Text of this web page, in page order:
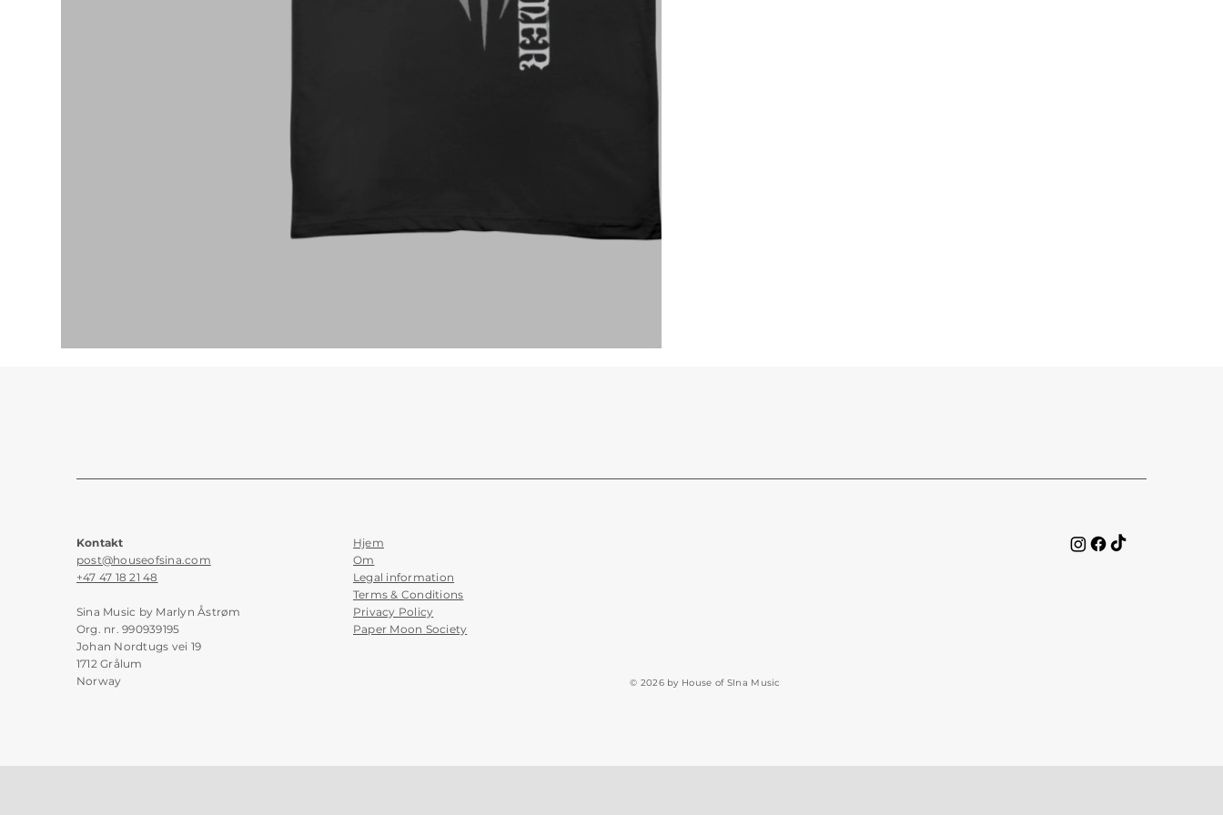
Kontakt
post@houseofsina.com
+47 47 18 21 48
Sina Music by Marlyn Åstrøm
Org. nr. 990939195
Johan Nordtugs vei 19
1712 Grålum
Norway
Hjem
Om
Legal information
Terms & Conditions
Privacy Policy
Paper Moon Society
© 2026 by House of SIna Music